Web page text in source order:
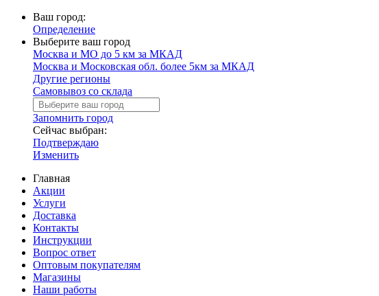
Ваш город:
Определение
Выберите ваш город
Москва и МО до 5 км за МКАД
Москва и Московская обл. более 5км за МКАД
Другие регионы
Самовывоз со склада
Запомнить город
Сейчас выбран:
Подтверждаю
Изменить
Главная
Акции
Услуги
Доставка
Контакты
Инструкции
Вопрос ответ
Оптовым покупателям
Магазины
Наши работы